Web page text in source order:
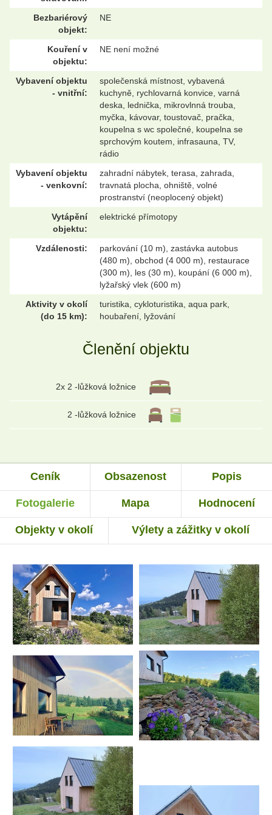
Bezbariérový
objekt:
NE
Kouření v
objektu:
NE není možné
Vybavení objektu
- vnitřní:
společenská místnost, vybavená
kuchyně, rychlovarná konvice, varná
deska, lednička, mikrovlnná trouba,
myčka, kávovar, toustovač, pračka,
koupelna s wc společné, koupelna se
sprchovým koutem, infrasauna, TV,
rádio
Vybavení objektu
- venkovní:
zahradní nábytek, terasa, zahrada,
travnatá plocha, ohniště, volné
prostranství (neoplocený objekt)
Vytápění
objektu:
elektrické přímotopy
Vzdálenosti:
parkování (10 m), zastávka autobus
(480 m), obchod (4 000 m), restaurace
(300 m), les (30 m), koupání (6 000 m),
lyžařský vlek (600 m)
Aktivity v okolí
(do 15 km):
turistika, cykloturistika, aqua park,
houbaření, lyžování
Členění objektu
2x 2 -lůžková ložnice
2 -lůžková ložnice
Ceník Obsazenost Popis
Fotogalerie Mapa Hodnocení
Objekty v okolí Výlety a zážitky v okolí